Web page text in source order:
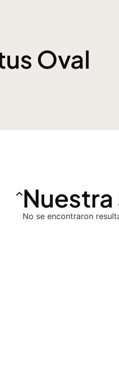
Oval
No se encontraron